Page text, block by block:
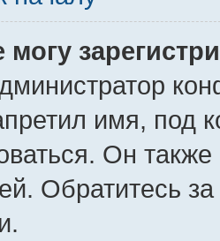
имя, под
Он
Обратитесь